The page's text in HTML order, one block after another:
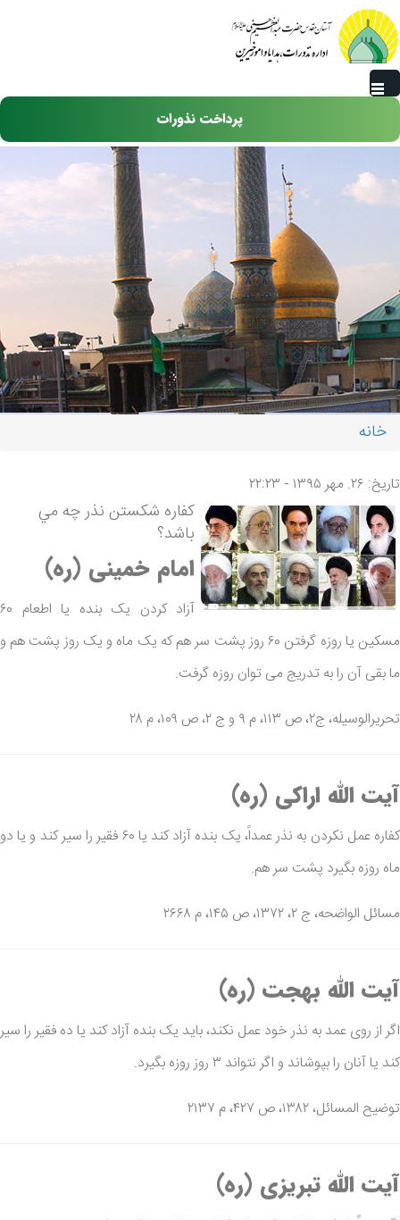
رفتن به محتوای اصلی
پرداخت نذورات
شما اینجا هستید
خانه
تاریخ: ۲۶. مهر ۱۳۹۵ - ۲۲:۲۳
كفاره شكستن نذر چه مي
باشد؟
امام خمینی (ره)
آزاد کردن یک بنده یا اطعام ۶۰
مسکین یا روزه گرفتن ۶۰ روز پشت سر هم که یک ماه و یک روز پشت هم و
ما بقی آن را به تدریج می توان روزه گرفت.
تحریرالوسیله، ج۲، ص ۱۱۳، م ۹ و ج ۲، ص ۱۰۹، م ۲۸
آیت الله اراکی (ره)
کفاره عمل نکردن به نذر عمداً، یک بنده آزاد کند یا ۶۰ فقیر را سیر کند و یا دو
ماه روزه بگیرد پشت سر هم.
مسائل الواضحه، ج ۲، ۱۳۷۲، ص ۱۴۵، م ۲۶۶۸
آیت الله بهجت (ره)
اگر از روی عمد به نذر خود عمل نکند، باید یک بنده آزاد کند یا ده فقیر را سیر
کند یا آنان را بپوشاند و اگر نتواند ۳ روز روزه بگیرد.
توضیح المسائل، ۱۳۸۲، ص ۴۲۷، م ۲۱۳۷
آیت الله تبریزی (ره)